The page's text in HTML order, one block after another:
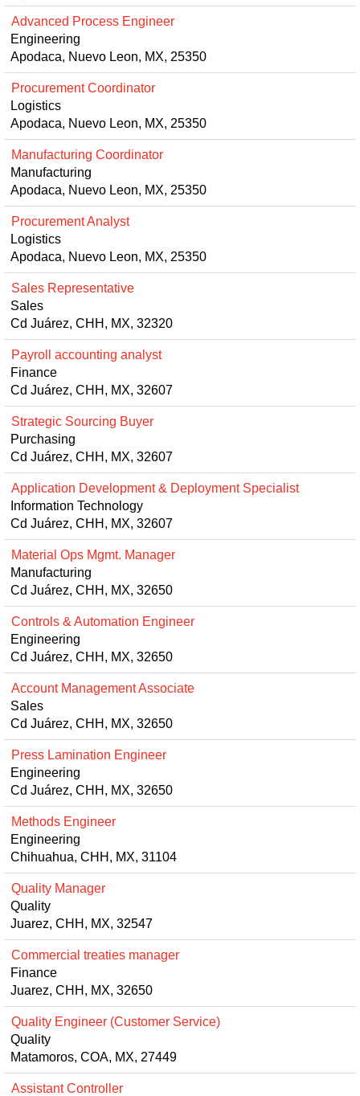
Advanced Process Engineer
Engineering
Apodaca, Nuevo Leon, MX, 25350
Procurement Coordinator
Logistics
Apodaca, Nuevo Leon, MX, 25350
Manufacturing Coordinator
Manufacturing
Apodaca, Nuevo Leon, MX, 25350
Procurement Analyst
Logistics
Apodaca, Nuevo Leon, MX, 25350
Sales Representative
Sales
Cd Juárez, CHH, MX, 32320
Payroll accounting analyst
Finance
Cd Juárez, CHH, MX, 32607
Strategic Sourcing Buyer
Purchasing
Cd Juárez, CHH, MX, 32607
Application Development & Deployment Specialist
Information Technology
Cd Juárez, CHH, MX, 32607
Material Ops Mgmt. Manager
Manufacturing
Cd Juárez, CHH, MX, 32650
Controls & Automation Engineer
Engineering
Cd Juárez, CHH, MX, 32650
Account Management Associate
Sales
Cd Juárez, CHH, MX, 32650
Press Lamination Engineer
Engineering
Cd Juárez, CHH, MX, 32650
Methods Engineer
Engineering
Chihuahua, CHH, MX, 31104
Quality Manager
Quality
Juarez, CHH, MX, 32547
Commercial treaties manager
Finance
Juarez, CHH, MX, 32650
Quality Engineer (Customer Service)
Quality
Matamoros, COA, MX, 27449
Assistant Controller